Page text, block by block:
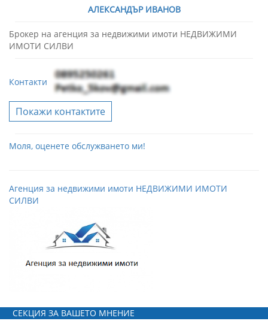
АЛЕКСАНДЪР ИВАНОВ
Брокер на агенция за недвижими имоти НЕДВИЖИМИ
ИМОТИ СИЛВИ
Контакти
Покажи контактите
Моля, оценете обслужването ми!
Агенция за недвижими имоти НЕДВИЖИМИ ИМОТИ
СИЛВИ
СЕКЦИЯ ЗА ВАШЕТО МНЕНИЕ